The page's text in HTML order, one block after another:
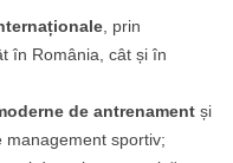
, prin
în România, cât și în
de antrenament și
management sportiv;